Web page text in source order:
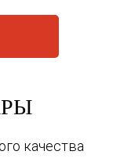
качества